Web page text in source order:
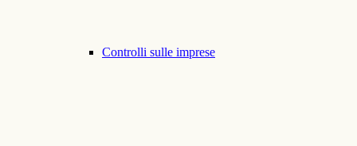
Controlli sulle imprese